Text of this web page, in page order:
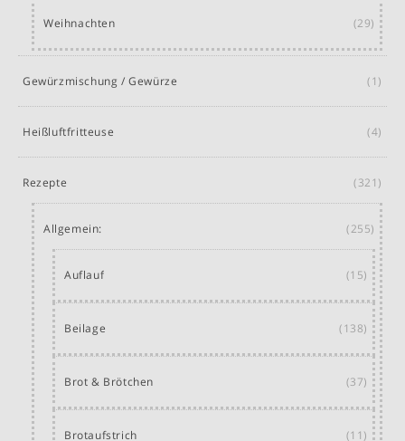
Weihnachten (29)
Gewürzmischung / Gewürze (1)
Heißluftfritteuse (4)
Rezepte (321)
Allgemein: (255)
Auflauf (15)
Beilage (138)
Brot & Brötchen (37)
Brotaufstrich (11)